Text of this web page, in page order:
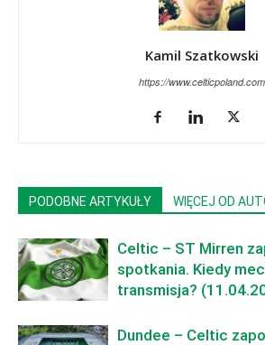
Kamil Szatkowski
https://www.celticpoland.com
PODOBNE ARTYKUŁY WIĘCEJ OD
Celtic – ST Mirren
spotkania. Kiedy
transmisja?
Dundee – Celtic